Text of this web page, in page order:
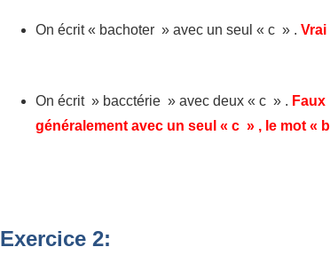
On écrit « bachoter » avec un seul « c » . Vrai
On écrit » bacctérie » avec deux « c » .
généralement avec un seul « c » , le mot «
Exercice 2: